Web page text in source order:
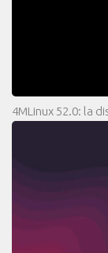
4MLinux 52.0: la